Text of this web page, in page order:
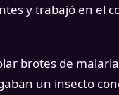
y trabajó en el
brotes de
un insecto